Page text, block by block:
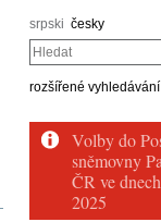
srpski česky
Hledat
rozšířené vyhledávání